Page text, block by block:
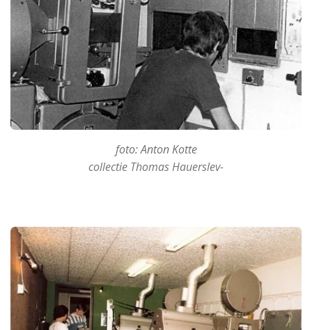
foto: Anton Kotte
collectie Thomas Hauerslev-